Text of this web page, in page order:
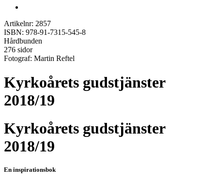
Artikelnr: 2857
ISBN: 978-91-7315-545-8
Hårdbunden
276 sidor
Fotograf: Martin Reftel
Kyrkoårets gudstjänster
2018/19
Kyrkoårets gudstjänster
2018/19
En inspirationsbok